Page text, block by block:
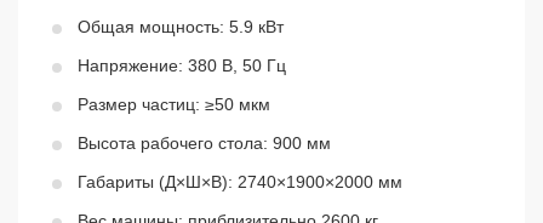
Общая мощность: 5.9 кВт
Напряжение: 380 В, 50 Гц
Размер частиц: ≥50 мкм
Высота рабочего стола: 900 мм
Габариты (Д×Ш×В): 2740×1900×2000 мм